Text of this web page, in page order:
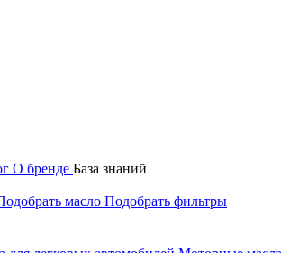
О бренде База знаний
масло Подобрать фильтры